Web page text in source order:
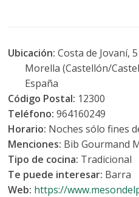
Ubicación:Costa de Jovaní, 5
Morella (Castellón/
España
Código Postal: 12300
Teléfono:964160249
Horario: Noches sólo fines
Menciones: Bib Gourmand
Tipo de cocina: Tradicional
Te puede interesar: Barra
Web: https://